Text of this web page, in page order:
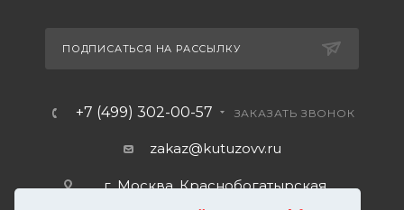
ПОДПИСАТЬСЯ НА РАССЫЛКУ
+7 (499) 302-00-57 ЗАКАЗАТЬ ЗВОНОК
zakaz@kutuzovv.ru
г. Москва, Краснобогатырская